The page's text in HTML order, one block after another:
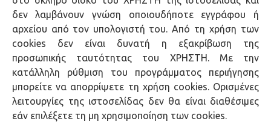
δεν λαμβάνουν γνώση οποιουδήποτε εγγράφου ή
αρχείου από τον υπολογιστή του. Από τη χρήση των
cookies δεν είναι δυνατή η εξακρίβωση της
προσωπικής ταυτότητας του ΧΡΗΣΤΗ. Με την
κατάλληλη ρύθμιση του προγράμματος περιήγησης
μπορείτε να απορρίψετε τη χρήση cookies. Ορισμένες
λειτουργίες της ιστοσελίδας δεν θα είναι διαθέσιμες
εάν επιλέξετε τη μη χρησιμοποίηση των cookies.